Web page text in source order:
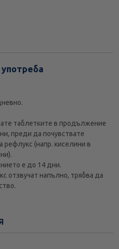
таблетките в продължение
преди да почувствате
рефлукс (напр. киселини в
е до 14 дни.
отзвучат напълно, трябва да